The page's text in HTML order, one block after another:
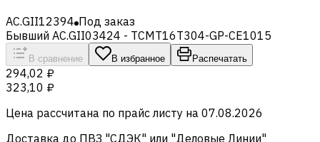
AC.GII12394 Под заказ
Бывший AC.GII03424 - TCMT16T304-GP-CE1015
В сравнение В избранное Распечатать
294,02 ₽
323,10 ₽
Цена рассчитана по прайс листу на 07.08.2026
Доставка до ПВЗ "СДЭК" или "Деловые Линии"